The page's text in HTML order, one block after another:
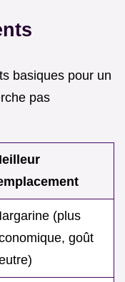
basiques pour un
pas
(plus
goût